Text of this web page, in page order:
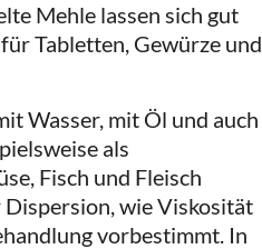
Mehle lassen sich gut
Tabletten, Gewürze und
Wasser, mit Öl und auch
als
Fisch und Fleisch
wie Viskosität
vorbestimmt. In